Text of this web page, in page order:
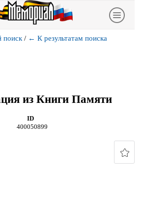
поиск / ← К результатам поиска
из Книги Памяти
ID
400050899